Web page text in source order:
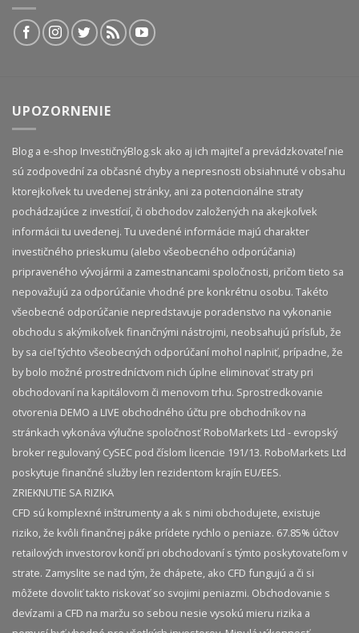
UPOZORNENIE
Blog a e-shop InvestičnýBlog.sk ako aj ich majiteľ a prevádzkovateľ nie
sú zodpovední za občasné chyby a nepresnosti obsiahnuté v obsahu
ktorejkoľvek tu uvedenej stránky, ani za potencionálne straty
pochádzajúce z investícií, či obchodov založených na akejkoľvek
informácii tu uvedenej. Tu uvedené informácie majú charakter
investičného prieskumu (alebo všeobecného odporúčania)
pripraveného vývojármi a zamestnancami spoločnosti, pričom tieto sa
nepovažujú za odporúčanie vhodné pre konkrétnu osobu. Takéto
všeobecné odporúčanie nepredstavuje poradenstvo na vykonanie
obchodu s akýmikoľvek finančnými nástrojmi, neobsahujú prísľub, že
by sa cieľ týchto všeobecných odporúčaní mohol naplniť, prípadne, že
by bolo možné prostredníctvom nich úplne eliminovať straty pri
obchodovaní na kapitálovom či menovom trhu. Sprostredkovanie
otvorenia DEMO a LIVE obchodného účtu pre obchodníkov na
stránkach vykonáva výlučne spoločnosť RoboMarkets Ltd - evropský
broker regulovaný CySEC pod číslom licencie 191/13. RoboMarkets Ltd
poskytuje finančné služby len rezidentom krajín EU/EES.
ZRIEKNUTIE SA RIZIKA
CFD sú komplexné inštrumenty a ak s nimi obchodujete, existuje
riziko, že kvôli finančnej páke prídete rychlo o peniaze. 67.85% účtov
retailových investorov končí pri obchodovaní s týmto poskytovateľom v
strate. Zamyslite se nad tým, že chápete, ako CFD fungujú a či si
môžete dovoliť takto riskovať so svojimi peniazmi. Obchodovanie s
devízami a CFD na maržu so sebou nesie vysokú mieru rizika a